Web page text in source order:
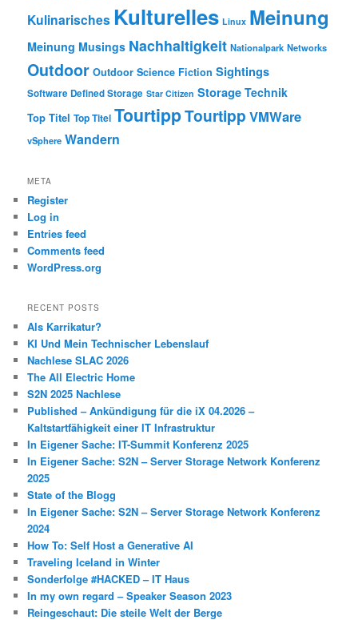
Kulinarisches Kulturelles Linux Meinung
Meinung Musings Nachhaltigkeit Nationalpark Networks
Outdoor Outdoor Science Fiction Sightings
Software Defined Storage Star Citizen Storage Technik
Top Titel Top Titel TourtippTourtipp VMWare
vSphere Wandern
META
Register
Log in
Entries feed
Comments feed
WordPress.org
RECENT POSTS
Als Karrikatur?
KI Und Mein Technischer Lebenslauf
Nachlese SLAC 2026
The All Electric Home
S2N 2025 Nachlese
Published – Ankündigung für die iX 04.2026 –
Kaltstartfähigkeit einer IT Infrastruktur
In Eigener Sache: IT-Summit Konferenz 2025
In Eigener Sache: S2N – Server Storage Network Konferenz
2025
State of the Blogg
In Eigener Sache: S2N – Server Storage Network Konferenz
2024
How To: Self Host a Generative AI
Traveling Iceland in Winter
Sonderfolge #HACKED – IT Haus
In my own regard – Speaker Season 2023
Reingeschaut: Die steile Welt der Berge